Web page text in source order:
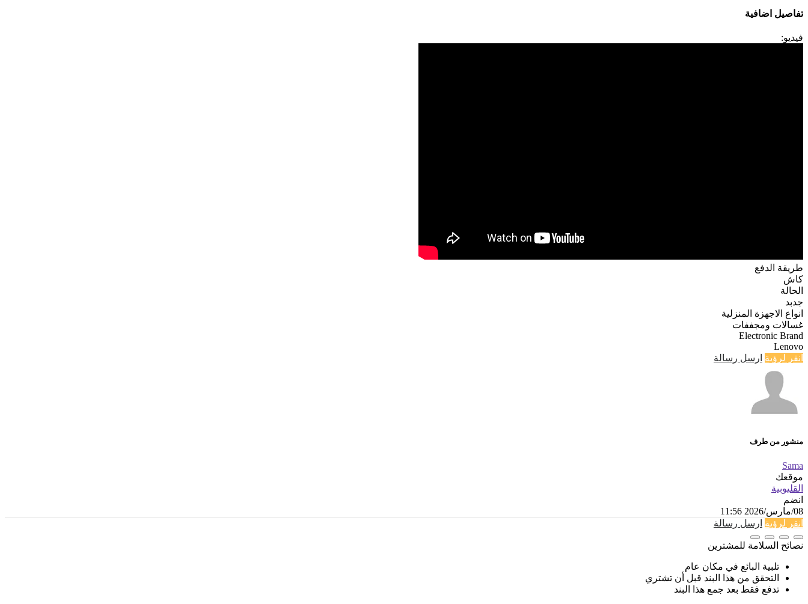
تفاصيل اضافية
فيديو:
طريقة الدفع
كاش
الحالة
جدبد
انواع الاجهزة المنزلية
غسالات ومجففات
Electronic Brand
Lenovo
انقر لرؤية ارسل رسالة
منشور من طرف
Sama
موقعك
القليوبية
انضم
08/مارس/2026 11:56
انقر لرؤية ارسل رسالة
نصائح السلامة للمشترين
تلبية البائع في مكان عام
التحقق من هذا البند قبل أن تشتري
تدفع فقط بعد جمع هذا البند